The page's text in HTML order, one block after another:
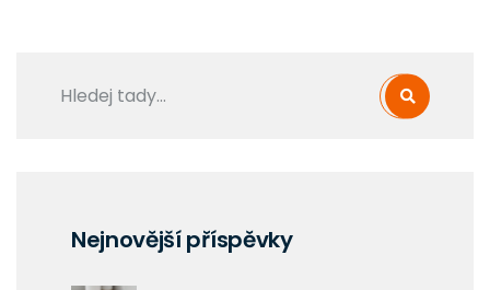
Nejnovější příspěvky